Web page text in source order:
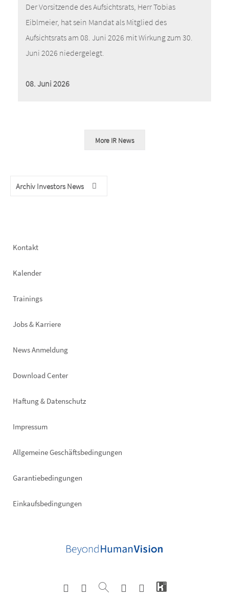
Der Vorsitzende des Aufsichtsrats, Herr Tobias
Eiblmeier, hat sein Mandat als Mitglied des
Aufsichtsrats am 08. Juni 2026 mit Wirkung zum 30.
Juni 2026 niedergelegt.
08. Juni 2026
More IR News
Archiv Investors News
Footer
Kontakt
Kalender
Trainings
Jobs & Karriere
News Anmeldung
Footer
Download Center
Haftung & Datenschutz
Impressum
Allgemeine Geschäftsbedingungen
Garantiebedingungen
Einkaufsbedingungen